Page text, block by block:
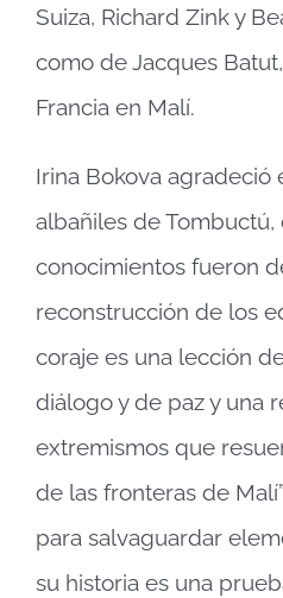
Suiza, Richard Zink y
como de Jacques
Francia en Malí.
Irina Bokova agradeció
albañiles de Tombuctú,
conocimientos fueron
reconstrucción de los
coraje es una lección
diálogo y de paz y una
extremismos que
de las fronteras de
para salvaguardar
su historia es una